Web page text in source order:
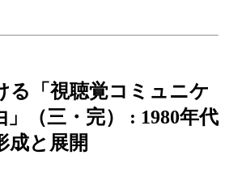
る「視聴覚コミュニケ
（三・完） : 1980年代
成と展開